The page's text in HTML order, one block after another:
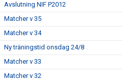
Avslutning NIF P2012
Matcher v 35
Matcher v 34
Ny träningstid onsdag 24/8
Matcher v 33
Matcher v 32